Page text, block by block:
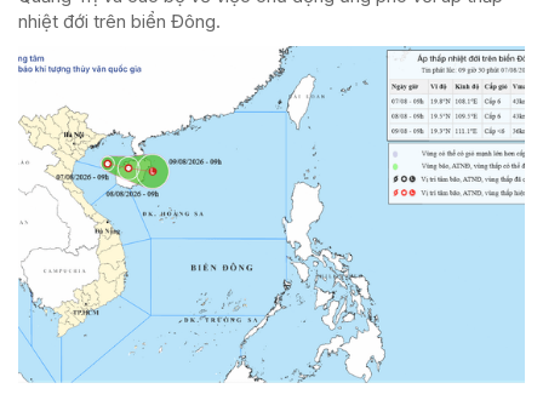
nhiệt đới trên biển Đông.